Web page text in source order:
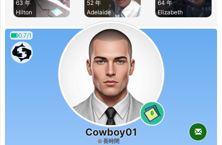
63 年
Hilton
52 年
Adelaide
64 年
Elizabeth
0.7/1
0
Cowboy01
長時間